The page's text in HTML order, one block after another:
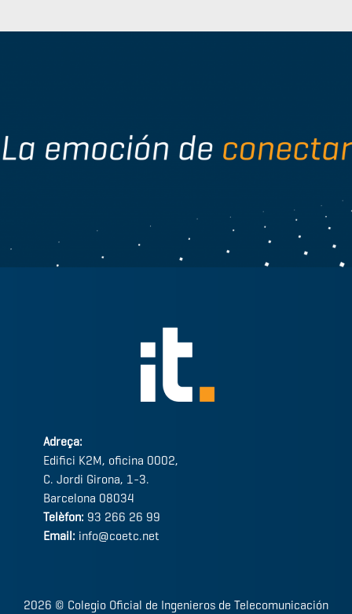
Adreça:
Edifici K2M, oficina 0002,
C. Jordi Girona, 1-3.
Barcelona 08034
Telèfon: 93 266 26 99
Email: info@coetc.net
2026 © Colegio Oficial de Ingenieros de Telecomunicación